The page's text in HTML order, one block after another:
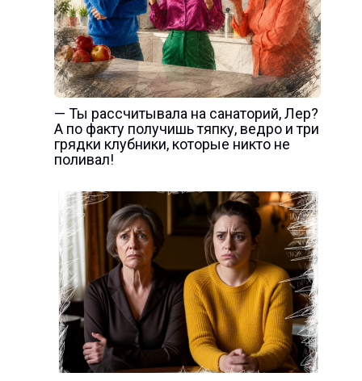
— Ты рассчитывала на санаторий, Лер?
А по факту получишь тяпку, ведро и три
грядки клубники, которые никто не
поливал!